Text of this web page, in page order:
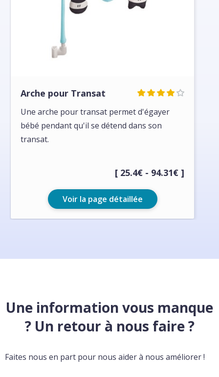
Arche pour Transat
Une arche pour transat permet d'égayer
bébé pendant qu'il se détend dans son
transat.
[ 25.4€ - 94.31€ ]
Voir la page détaillée
Une information vous manque
? Un retour à nous faire ?
Faites nous en part pour nous aider à nous améliorer !